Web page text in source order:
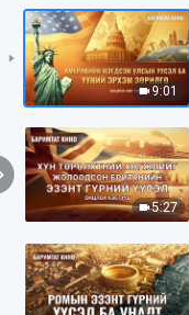
9:01
5:27